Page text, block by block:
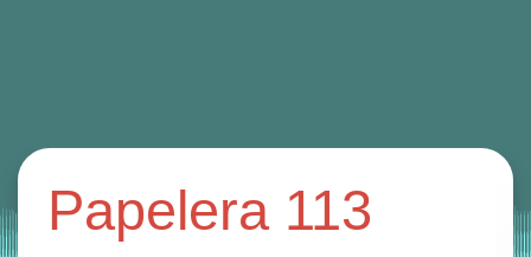
Entorno | on octubre 28, 2019
Papelera 113